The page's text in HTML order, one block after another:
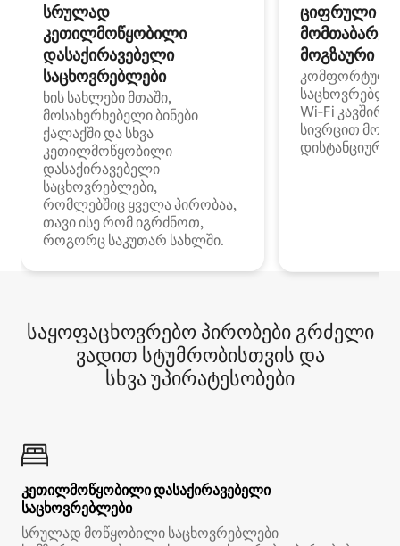
სრულად
კეთილმოწყობილი
დასაქირავებელი
საცხოვრებლები
ხის სახლები მთაში,
მოსახერხებელი ბინები
ქალაქში და სხვა
კეთილმოწყობილი
დასაქირავებელი
საცხოვრებლები,
რომლებშიც ყველა პირობაა,
თავი ისე რომ იგრძნოთ,
როგორც საკუთარ სახლში.
ციფრული
მოგზაური
კომფორტული
Wi‑Fi
სივრცით
დისტანციური
საყოფაცხოვრებო პირობები გრძელი
ვადით სტუმრობისთვის და
სხვა უპირატესობები
კეთილმოწყობილი დასაქირავებელი
საცხოვრებლები
სრულად მოწყობილი საცხოვრებლები